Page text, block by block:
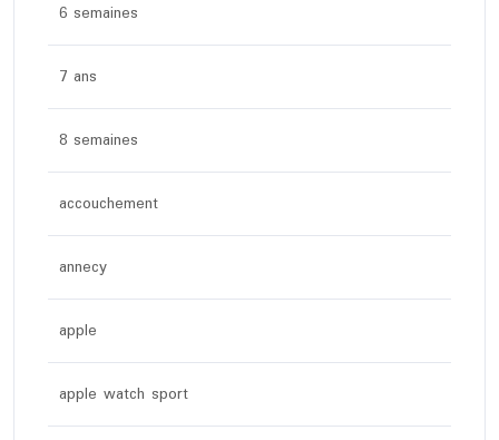
6 semaines
7 ans
8 semaines
accouchement
annecy
apple
apple watch sport